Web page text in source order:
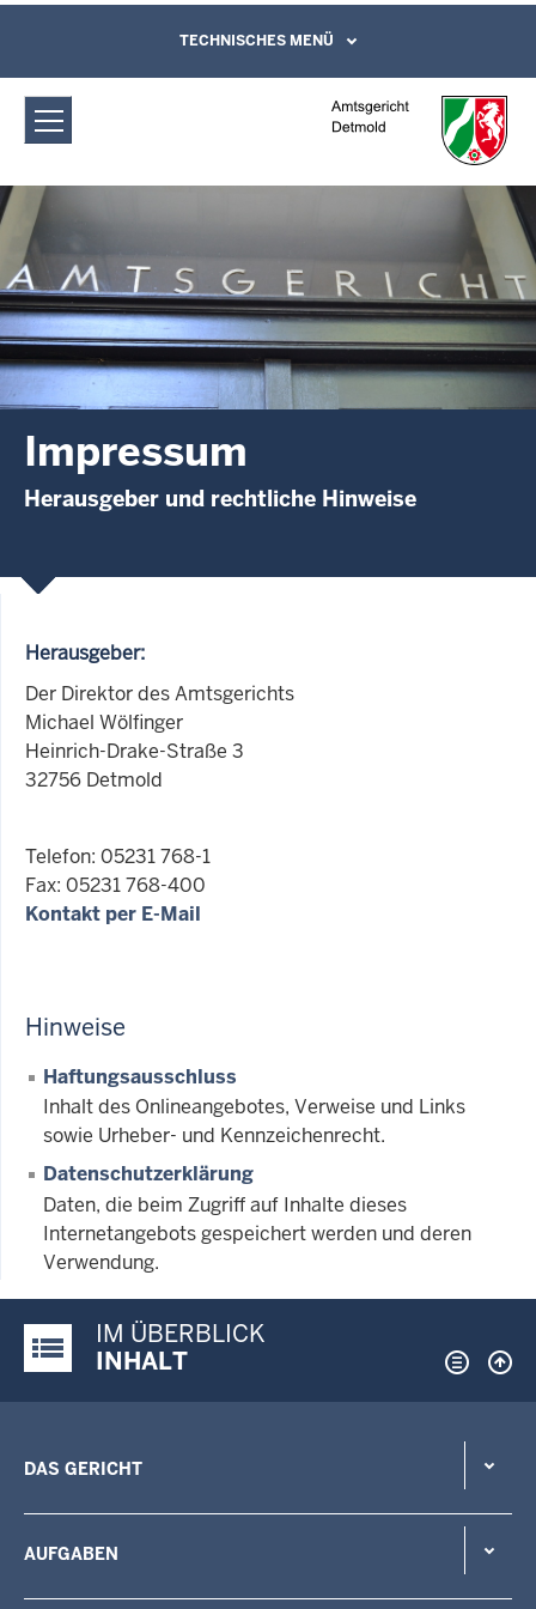
Amtsgericht Detmold: Impressum
Direkt zum Inhalt
Leichte Sprache, Gebärdensprachenvideo
und Kontaktformular
TECHNISCHES MENÜ
Impressum
Herausgeber und rechtliche Hinweise
Herausgeber:
Der Direktor des Amtsgerichts
Michael Wölfinger
Heinrich-Drake-Straße 3
32756 Detmold
Telefon: 05231 768-1
Fax: 05231 768-400
Kontakt per E-Mail
Hinweise
Haftungsausschluss
Inhalt des Onlineangebotes, Verweise und Links
sowie Urheber- und Kennzeichenrecht.
Datenschutzerklärung
Daten, die beim Zugriff auf Inhalte dieses
Internetangebots gespeichert werden und deren
Verwendung.
Justiz-Portal im Überblick:
IM ÜBERBLICK
INHALT
DAS GERICHT
AUFGABEN